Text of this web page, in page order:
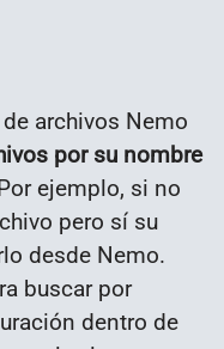
archivos Nemo
por su nombre
ejemplo, si no
pero sí su
desde Nemo.
buscar por
dentro de